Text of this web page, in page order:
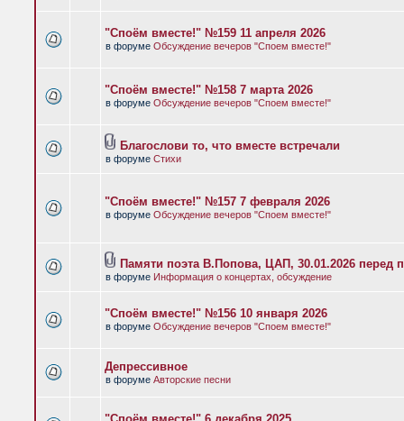
"Споём вместе!" №159 11 апреля 2026
в форуме Обсуждение вечеров "Споем вместе!"
"Споём вместе!" №158 7 марта 2026
в форуме Обсуждение вечеров "Споем вместе!"
Благослови то, что вместе встречали
в форуме Стихи
"Споём вместе!" №157 7 февраля 2026
в форуме Обсуждение вечеров "Споем вместе!"
Памяти поэта В.Попова, ЦАП, 30.01.2026 перед
в форуме Информация о концертах, обсуждение
"Споём вместе!" №156 10 января 2026
в форуме Обсуждение вечеров "Споем вместе!"
Депрессивное
в форуме Авторские песни